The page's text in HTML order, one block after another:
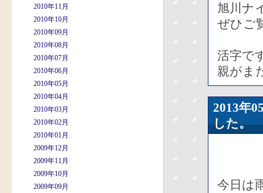
2010年11月
2010年10月
2010年09月
2010年08月
2010年07月
2010年06月
2010年05月
2010年04月
2010年03月
2010年02月
2010年01月
2009年12月
2009年11月
2009年10月
2009年09月
旭川ナ
ぜひご
活字で
親がま
2013年
した。
今日は